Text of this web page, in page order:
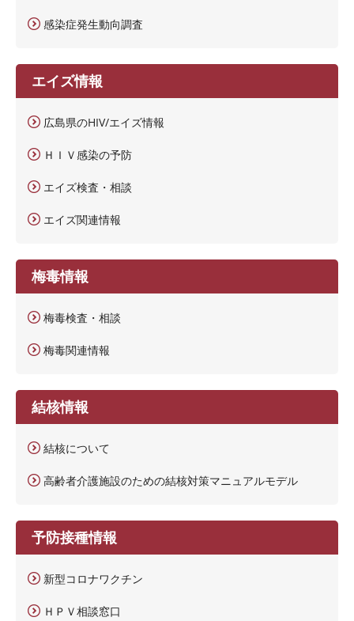
感染症発生動向調査
エイズ情報
広島県のHIV/エイズ情報
ＨＩＶ感染の予防
エイズ検査・相談
エイズ関連情報
梅毒情報
梅毒検査・相談
梅毒関連情報
結核情報
結核について
高齢者介護施設のための結核対策マニュアルモデル
予防接種情報
新型コロナワクチン
ＨＰＶ相談窓口